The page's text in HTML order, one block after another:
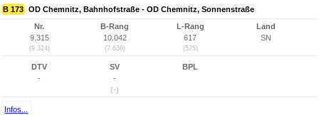
B 173 OD Chemnitz, Bahnhofstraße - OD Chemnitz, Sonnenstraße
Nr.
9.315
(9.324)
B-Rang
10.042
(7.638)
L-Rang
617
(525)
Land
SN
DTV
-
SV
-
(-)
BPL
Infos...